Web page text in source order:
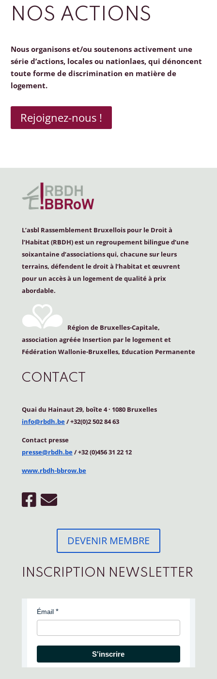
NOS ACTIONS
Nous organisons et/ou soutenons activement une
série d’actions, locales ou nationlaes, qui dénoncent
toute forme de discrimination en matière de
logement.
Rejoignez-nous !
L’asbl Rassemblement Bruxellois pour le Droit à
l’Habitat (RBDH) est un regroupement bilingue d’une
soixantaine d’associations qui, chacune sur leurs
terrains, défendent le droit à l’habitat et œuvrent
pour un accès à un logement de qualité à prix
abordable.
Région de Bruxelles-Capitale,
association agréée Insertion par le logement et
Fédération Wallonie-Bruxelles, Education Permanente
CONTACT
Quai du Hainaut 29, boîte 4· 1080 Bruxelles
info@rbdh.be/ +32(0)2 502 84 63
Contact presse
presse@rbdh.be/ +32 (0)456 31 22 12
www.rbdh-bbrow.be
DEVENIR MEMBRE
INSCRIPTION NEWSLETTER
Émail
S'inscrire